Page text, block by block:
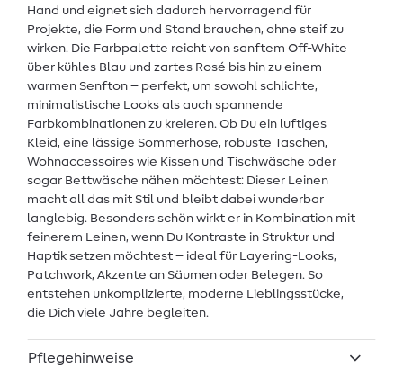
Hand und eignet sich dadurch hervorragend für
Projekte, die Form und Stand brauchen, ohne steif zu
wirken. Die Farbpalette reicht von sanftem Off-White
über kühles Blau und zartes Rosé bis hin zu einem
warmen Senfton – perfekt, um sowohl schlichte,
minimalistische Looks als auch spannende
Farbkombinationen zu kreieren. Ob Du ein luftiges
Kleid, eine lässige Sommerhose, robuste Taschen,
Wohnaccessoires wie Kissen und Tischwäsche oder
sogar Bettwäsche nähen möchtest: Dieser Leinen
macht all das mit Stil und bleibt dabei wunderbar
langlebig. Besonders schön wirkt er in Kombination mit
feinerem Leinen, wenn Du Kontraste in Struktur und
Haptik setzen möchtest – ideal für Layering-Looks,
Patchwork, Akzente an Säumen oder Belegen. So
entstehen unkomplizierte, moderne Lieblingsstücke,
die Dich viele Jahre begleiten.
Pflegehinweise